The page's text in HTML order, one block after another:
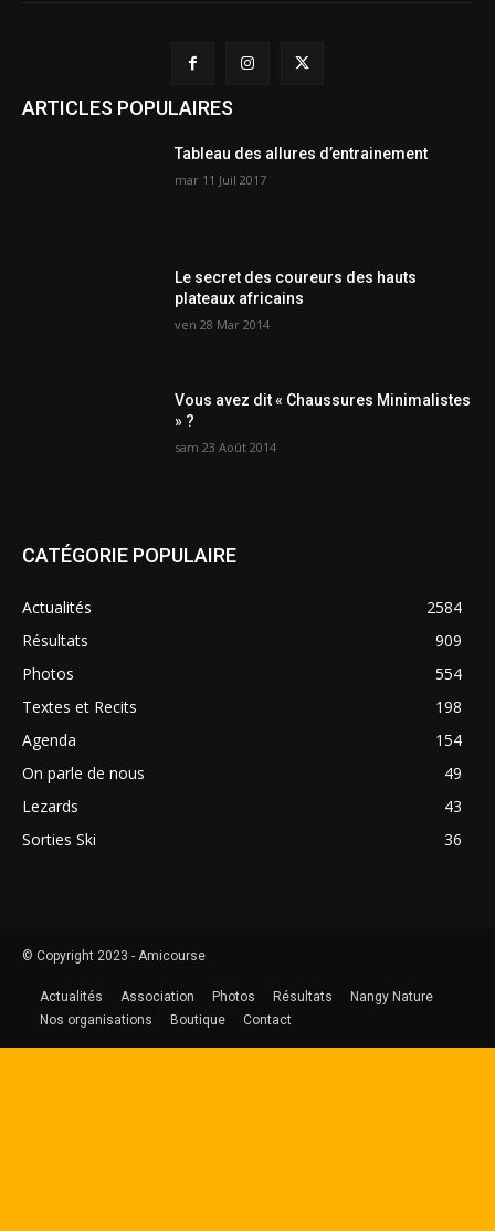
ARTICLES POPULAIRES
Tableau des allures d’entrainement
mar 11 Juil 2017
Le secret des coureurs des hauts
plateaux africains
ven 28 Mar 2014
Vous avez dit « Chaussures Minimalistes
» ?
sam 23 Août 2014
CATÉGORIE POPULAIRE
Actualités
2584
Résultats
909
Photos
554
Textes et Recits
198
Agenda
154
On parle de nous
49
Lezards
43
Sorties Ski
36
© Copyright 2023 - Amicourse
Actualités Association Photos Résultats
Nangy Nature
Nos organisations
Boutique Contact